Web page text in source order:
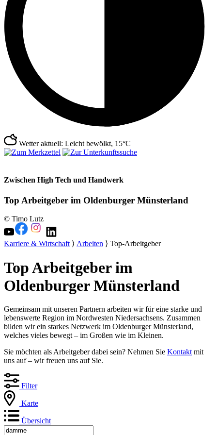
Wetter aktuell: Leicht bewölkt, 15°C
Zwischen High Tech und Handwerk
Top Arbeitgeber im Oldenburger Münsterland
© Timo Lutz
Karriere & Wirtschaft⟩ Arbeiten ⟩ Top-Arbeitgeber
Top Arbeitgeber im
Oldenburger Münsterland
Gemeinsam mit unseren Partnern arbeiten wir für eine starke und
lebenswerte Region im Nordwesten Niedersachsens. Zusammen
bilden wir ein starkes Netzwerk im Oldenburger Münsterland,
welches vieles bewegt – im Großen wie im Kleinen.
Sie möchten als Arbeitgeber dabei sein? Nehmen Sie Kontakt mit
uns auf – wir freuen uns auf Sie.
Filter
Karte
Übersicht